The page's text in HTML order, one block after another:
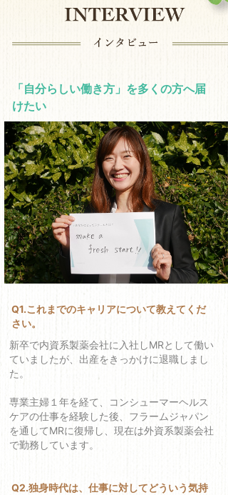
「自分らしい働き方」を多くの方へ届
けたい
Q1.これまでのキャリアについて教えてくだ
さい。
新卒で内資系製薬会社に入社しMRとして働い
ていましたが、出産をきっかけに退職しまし
た。
専業主婦１年を経て、コンシューマーヘルス
ケアの仕事を経験した後、フラームジャパン
を通してMRに復帰し、現在は外資系製薬会社
で勤務しています。
Q2.独身時代は、仕事に対してどういう気持